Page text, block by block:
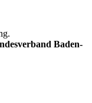
Baden-